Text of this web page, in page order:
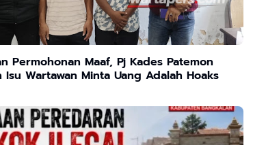
Permohonan Maaf, Pj Kades Patemon
Isu Wartawan Minta Uang Adalah Hoaks